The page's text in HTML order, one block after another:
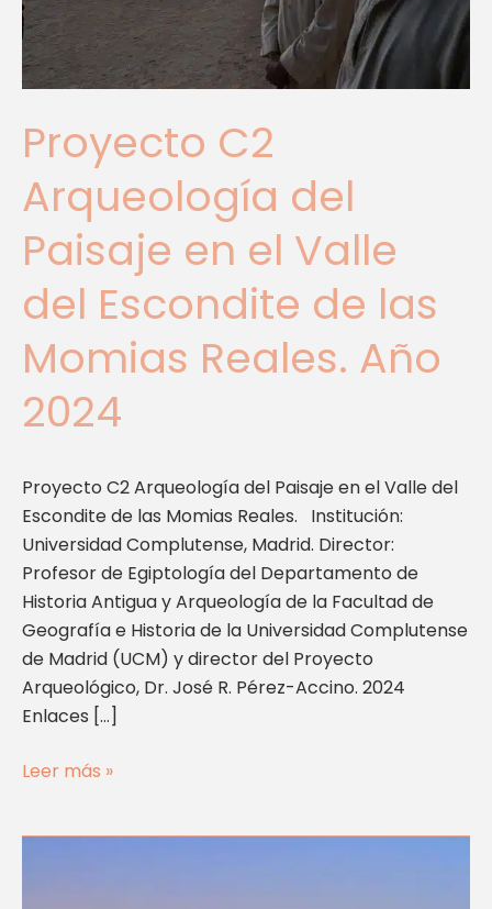
Proyecto C2
Arqueología del
Paisaje en el Valle
del Escondite de las
Momias Reales. Año
2024
Proyecto C2 Arqueología del Paisaje en el Valle del
Escondite de las Momias Reales. Institución:
Universidad Complutense, Madrid. Director:
Profesor de Egiptología del Departamento de
Historia Antigua y Arqueología de la Facultad de
Geografía e Historia de la Universidad Complutense
de Madrid (UCM) y director del Proyecto
Arqueológico, Dr. José R. Pérez-Accino. 2024
Enlaces […]
del
Escondite
de
Momias
Año
2024
Leer más »